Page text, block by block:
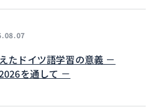
たドイツ語学習の意義 －
を通して －